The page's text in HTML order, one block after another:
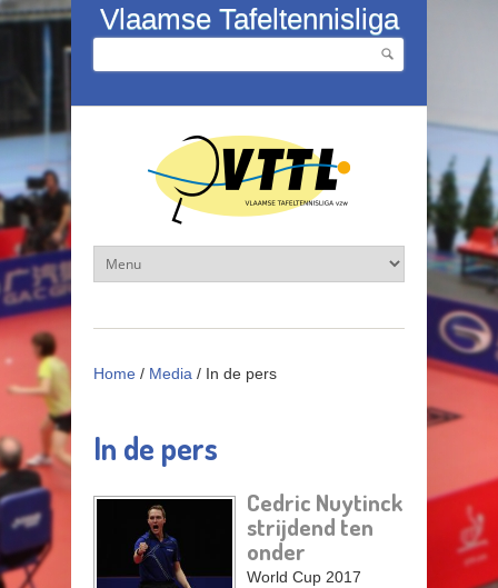
Overslaan en naar de inhoud gaan
Vlaamse Tafeltennisliga
Zoekveld
Home / Media / In de pers
In de pers
Cedric Nuytinck
strijdend ten
onder
World Cup 2017
Pagina's